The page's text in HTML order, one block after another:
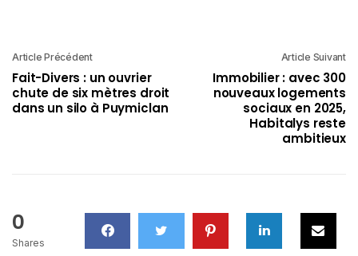
Article Précédent
Fait-Divers : un ouvrier
chute de six mètres droit
dans un silo à Puymiclan
Article Suivant
Immobilier : avec 300
nouveaux logements
sociaux en 2025,
Habitalys reste
ambitieux
0
Shares